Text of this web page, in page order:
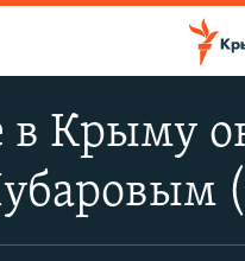
в Крыму